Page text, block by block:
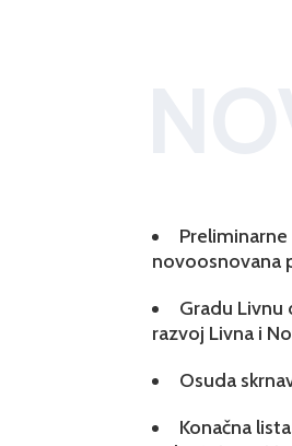
novoosnovana
Gradu Livnu
razvoj Livna i
Osuda
Konačna